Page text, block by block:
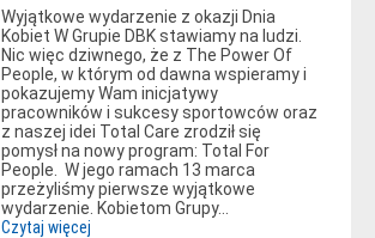
Wyjątkowe wydarzenie z okazji Dnia
Kobiet W Grupie DBK stawiamy na ludzi.
Nic więc dziwnego, że z The Power Of
People, w którym od dawna wspieramy i
pokazujemy Wam inicjatywy
pracowników i sukcesy sportowców oraz
z naszej idei Total Care zrodził się
pomysł na nowy program: Total For
People. W jego ramach 13 marca
przeżyliśmy pierwsze wyjątkowe
wydarzenie. Kobietom Grupy…
Czytaj więcej